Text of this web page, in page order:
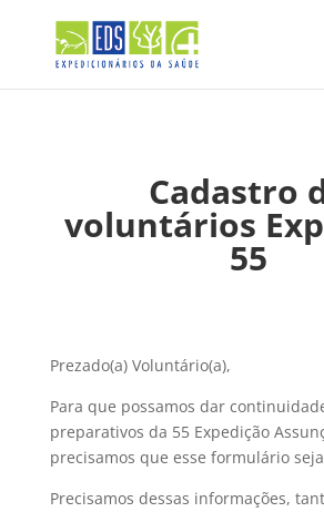
Cadastro
voluntários
55
Prezado(a) Voluntário(a),
Para que possamos dar
preparativos da 55 Expedição
precisamos que esse formulário
Precisamos dessas informações,